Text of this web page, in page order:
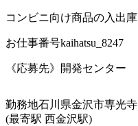
コンビニ向け商品の入出
お仕事番号kaihatsu_8247
《応募先》開発センター
勤務地石川県金沢市専光寺
(最寄駅 西金沢駅)